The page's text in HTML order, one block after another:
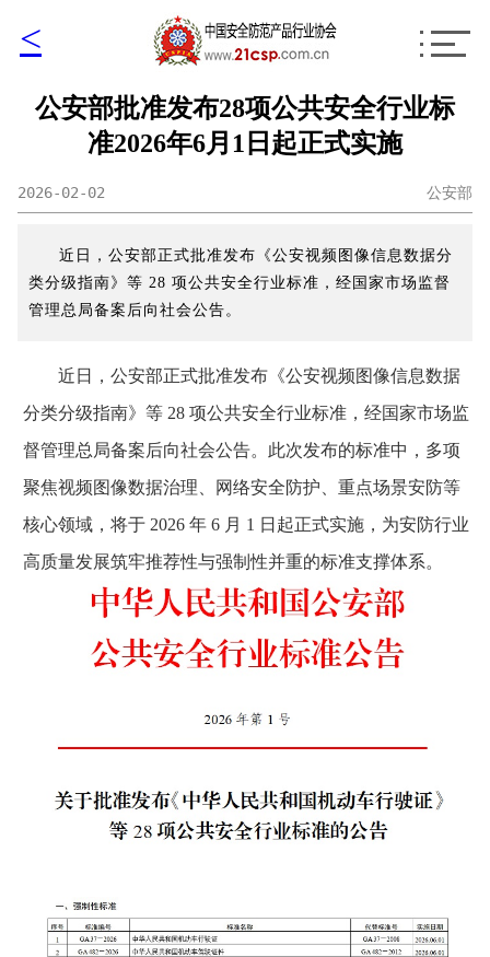
<
公安部批准发布28项公共安全行业标
准2026年6月1日起正式实施
2026-02-02 公安部
近日，公安部正式批准发布《公安视频图像信息数据分
类分级指南》等 28 项公共安全行业标准，经国家市场监督
管理总局备案后向社会公告。
近日，公安部正式批准发布《公安视频图像信息数据
分类分级指南》等 28 项公共安全行业标准，经国家市场监
督管理总局备案后向社会公告。此次发布的标准中，多项
聚焦视频图像数据治理、网络安全防护、重点场景安防等
核心领域，将于 2026 年 6 月 1 日起正式实施，为安防行业
高质量发展筑牢推荐性与强制性并重的标准支撑体系。